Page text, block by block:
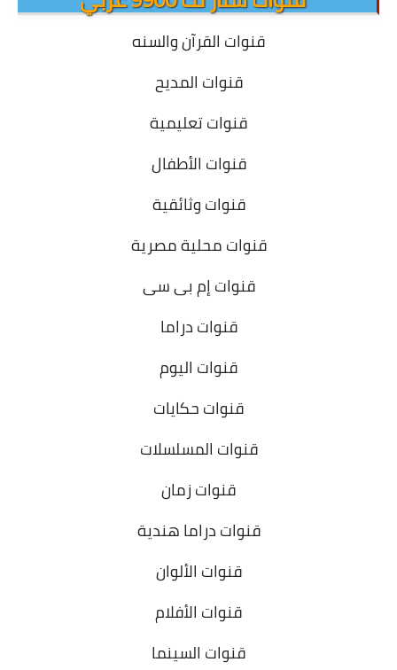
قنوات القرآن والسنه
قنوات المديح
قنوات تعليمية
قنوات الأطفال
قنوات وثائقية
قنوات محلية مصرية
قنوات إم بى سى
قنوات دراما
قنوات اليوم
قنوات حكايات
قنوات المسلسلات
قنوات زمان
قنوات دراما هندية
قنوات الألوان
قنوات الأفلام
قنوات السينما